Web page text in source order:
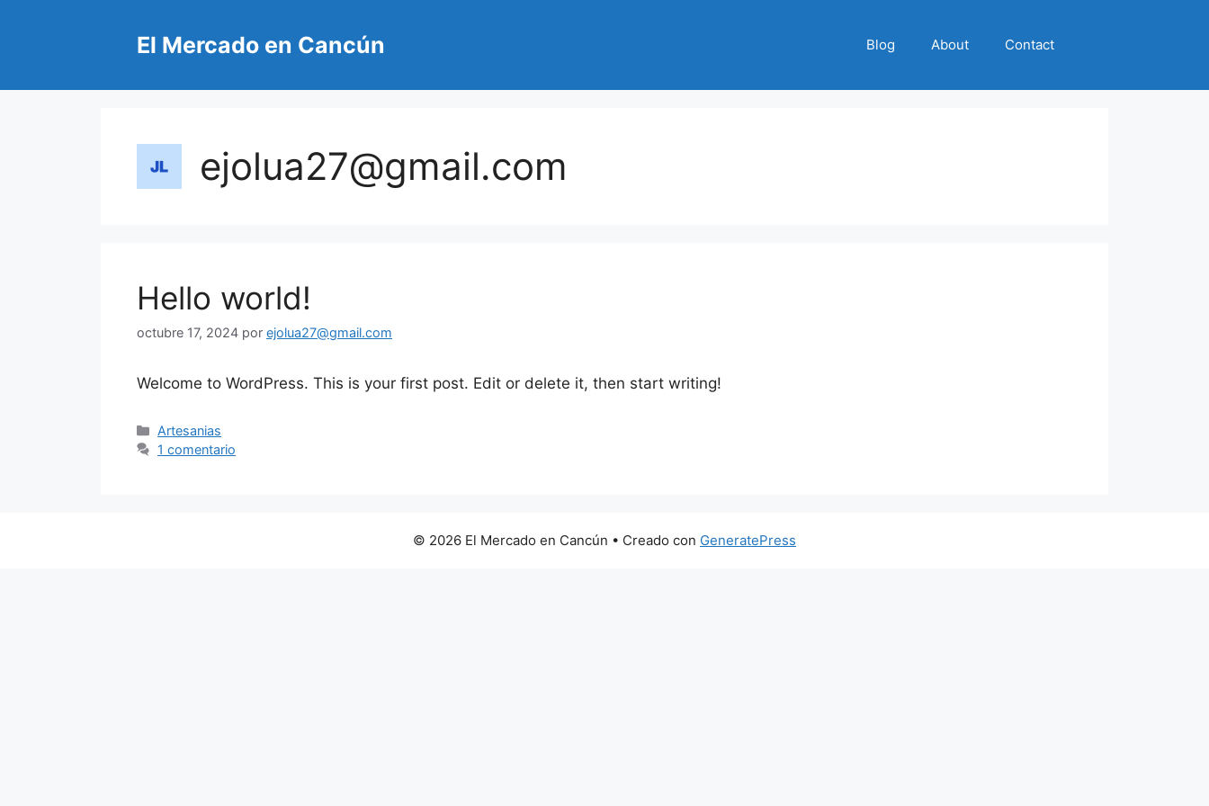
El Mercado en Cancún Blog About Contact
ejolua27@gmail.com
Hello world!
octubre 17, 2024 por ejolua27@gmail.com
Welcome to WordPress. This is your first post. Edit or delete it, then start writing!
Categorías
Artesanias
1 comentario
© 2026 El Mercado en Cancún • Creado con GeneratePress